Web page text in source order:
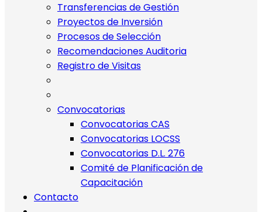
Transferencias de Gestión
Proyectos de Inversión
Procesos de Selección
Recomendaciones Auditoria
Registro de Visitas
Convocatorias
Convocatorias CAS
Convocatorias LOCSS
Convocatorias D.L. 276
Comité de Planificación de
Capacitación
Contacto